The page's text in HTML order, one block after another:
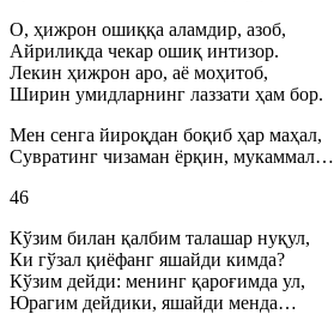
О, ҳижрон ошиққа аламдир, азоб,
Айрилиқда чекар ошиқ интизор.
Лекин ҳижрон аро, аё моҳитоб,
Ширин умидларнинг лаззати ҳам бор.
Мен сенга йироқдан боқиб ҳар маҳал,
Сувратинг чизаман ёрқин, мукаммал…
46
Кўзим билан қалбим талашар нуқул,
Ки гўзал қиёфанг яшайди кимда?
Кўзим дейди: менинг қароғимда ул,
Юрагим дейдики, яшайди менда…